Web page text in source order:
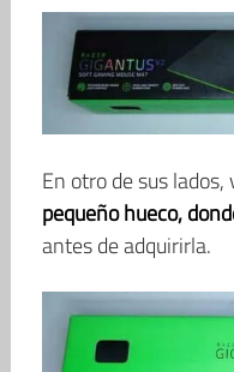
En otro de sus
pequeño hueco,
antes de adquirirla.